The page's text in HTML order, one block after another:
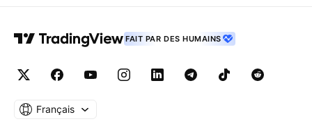
FAIT PAR DES HUMAINS
Français